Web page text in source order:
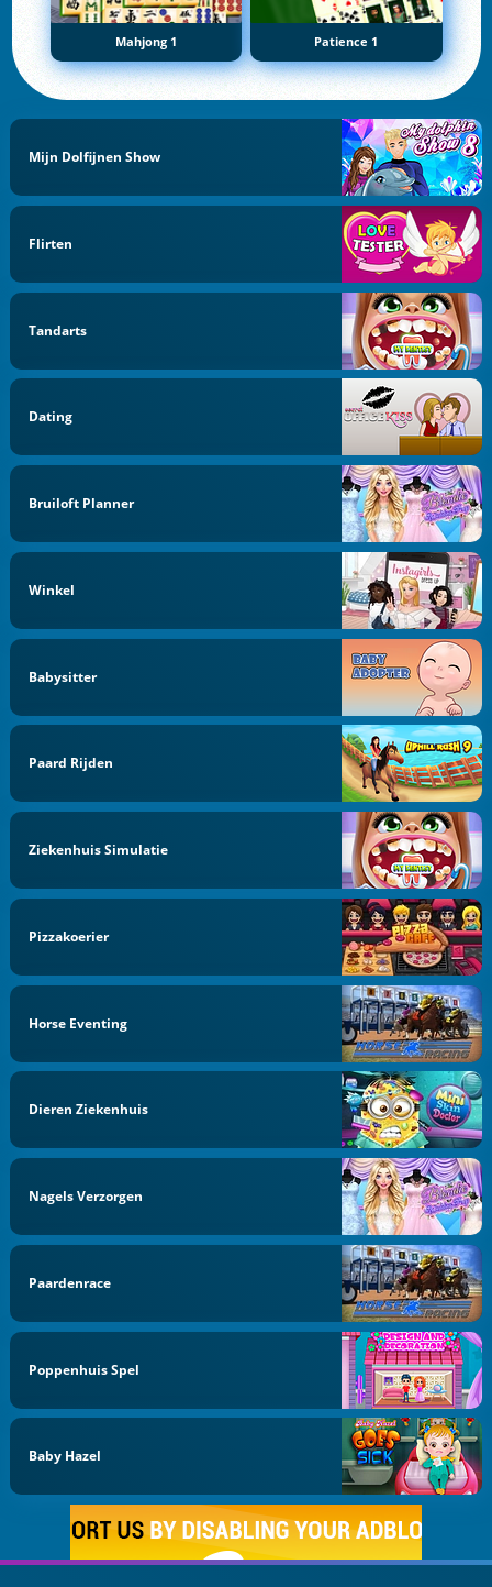
Mahjong 1 Patience 1
Mijn Dolfijnen Show
Flirten
Tandarts
Dating
Bruiloft Planner
Winkel
Babysitter
Paard Rijden
Ziekenhuis Simulatie
Pizzakoerier
Horse Eventing
Dieren Ziekenhuis
Nagels Verzorgen
Paardenrace
Poppenhuis Spel
Baby Hazel